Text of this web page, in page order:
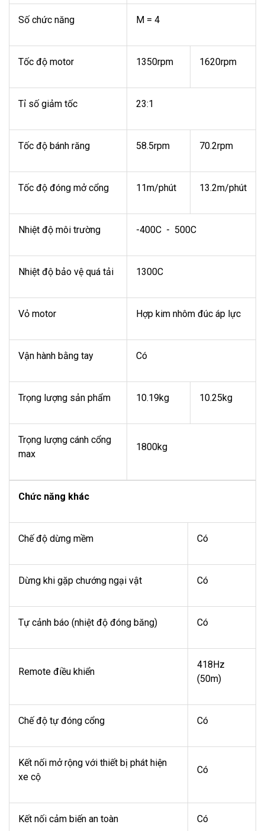
Số chức năng M = 4
Tốc độ motor 1350rpm 1620rpm
Tỉ số giảm tốc 23:1
Tốc độ bánh răng 58.5rpm 70.2rpm
Tốc độ đóng mở cổng 11m/phút 13.2m/phút
Nhiệt độ môi trường -400C - 500C
Nhiệt độ bảo vệ quá tải 1300C
Vỏ motor Hợp kim nhôm đúc áp lực
Vận hành bằng tay Có
Trọng lượng sản phẩm 10.19kg 10.25kg
Trọng lượng cánh cổng
max
1800kg
Chức năng khác
Chế độ dừng mềm Có
Dừng khi gặp chướng ngại vật Có
Tự cảnh báo (nhiệt độ đóng băng) Có
Remote điều khiển
418Hz
(50m)
Chế độ tự đóng cổng Có
Kết nối mở rộng với thiết bị phát hiện
xe cộ
Có
Kết nối cảm biến an toàn Có